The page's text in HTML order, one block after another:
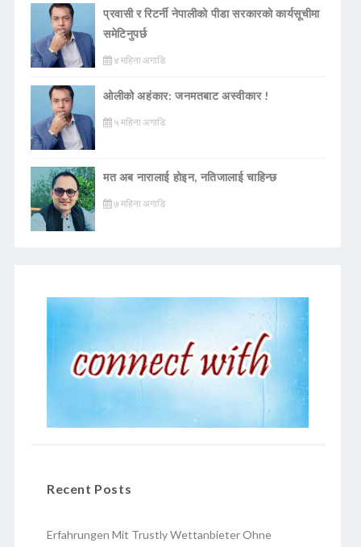
प्रवासी र रिटर्नी नेपालीको पीडा सरकारको कार्यसूचीमा
समेटिनुपर्छ
४ महिना अगाडि
ओलीको अहंकार: जनमतबाट अस्वीकार !
५ महिना अगाडि
मत अब नारालाई होइन, नतिजालाई चाहिन्छ
७ महिना अगाडि
Recent Posts
Erfahrungen Mit Trustly Wettanbieter Ohne